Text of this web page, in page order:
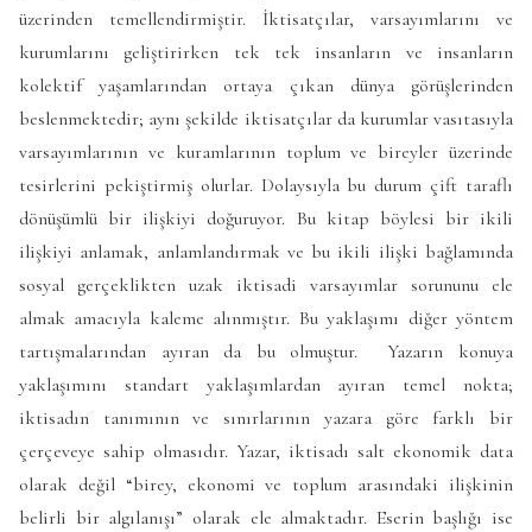
üzerinden temellendirmiştir. İktisatçılar, varsayımlarını ve
kurumlarını geliştirirken tek tek insanların ve insanların
kolektif yaşamlarından ortaya çıkan dünya görüşlerinden
beslenmektedir; aynı şekilde iktisatçılar da kurumlar vasıtasıyla
varsayımlarının ve kuramlarının toplum ve bireyler üzerinde
tesirlerini pekiştirmiş olurlar. Dolaysıyla bu durum çift taraflı
dönüşümlü bir ilişkiyi doğuruyor. Bu kitap böylesi bir ikili
ilişkiyi anlamak, anlamlandırmak ve bu ikili ilişki bağlamında
sosyal gerçeklikten uzak iktisadi varsayımlar sorununu ele
almak amacıyla kaleme alınmıştır. Bu yaklaşımı diğer yöntem
tartışmalarından ayıran da bu olmuştur. Yazarın konuya
yaklaşımını standart yaklaşımlardan ayıran temel nokta;
iktisadın tanımının ve sınırlarının yazara göre farklı bir
çerçeveye sahip olmasıdır. Yazar, iktisadı salt ekonomik data
olarak değil “birey, ekonomi ve toplum arasındaki ilişkinin
belirli bir algılanışı” olarak ele almaktadır. Eserin başlığı ise